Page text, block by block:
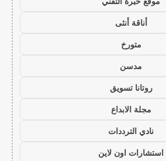
أناقة أنثى
متورخ
مدسن
روتانا تسويق
مجلة الابداع
نادي الترددات
استشارات اون لاين